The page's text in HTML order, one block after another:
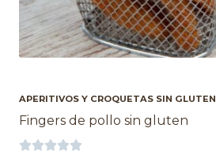
APERITIVOS Y CROQUETAS SIN GLUTEN
Fingers de pollo sin gluten
